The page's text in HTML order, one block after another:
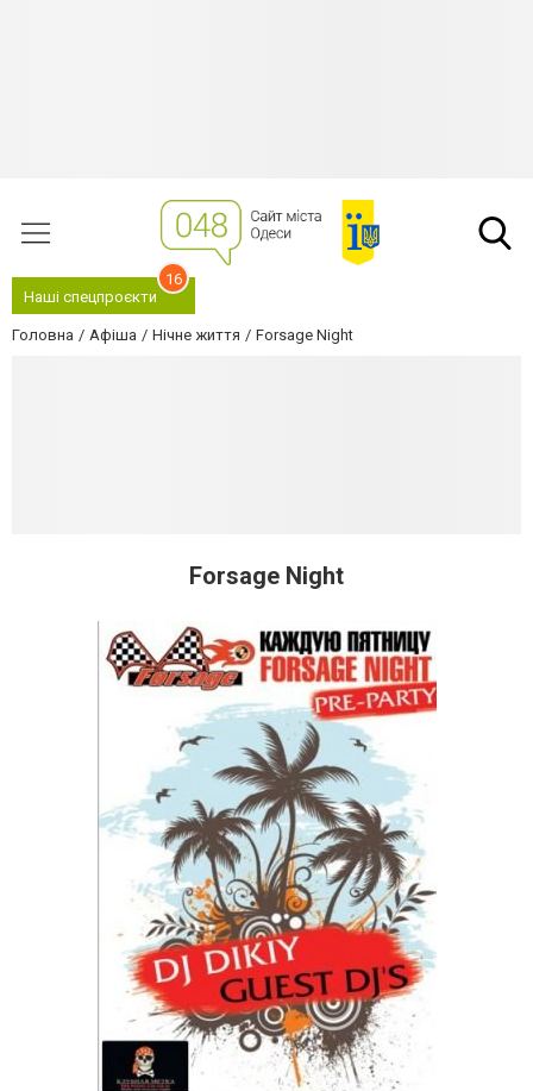
Наші спецпроєкти
16
Головна Афіша Нічне життя Forsage Night
Forsage Night